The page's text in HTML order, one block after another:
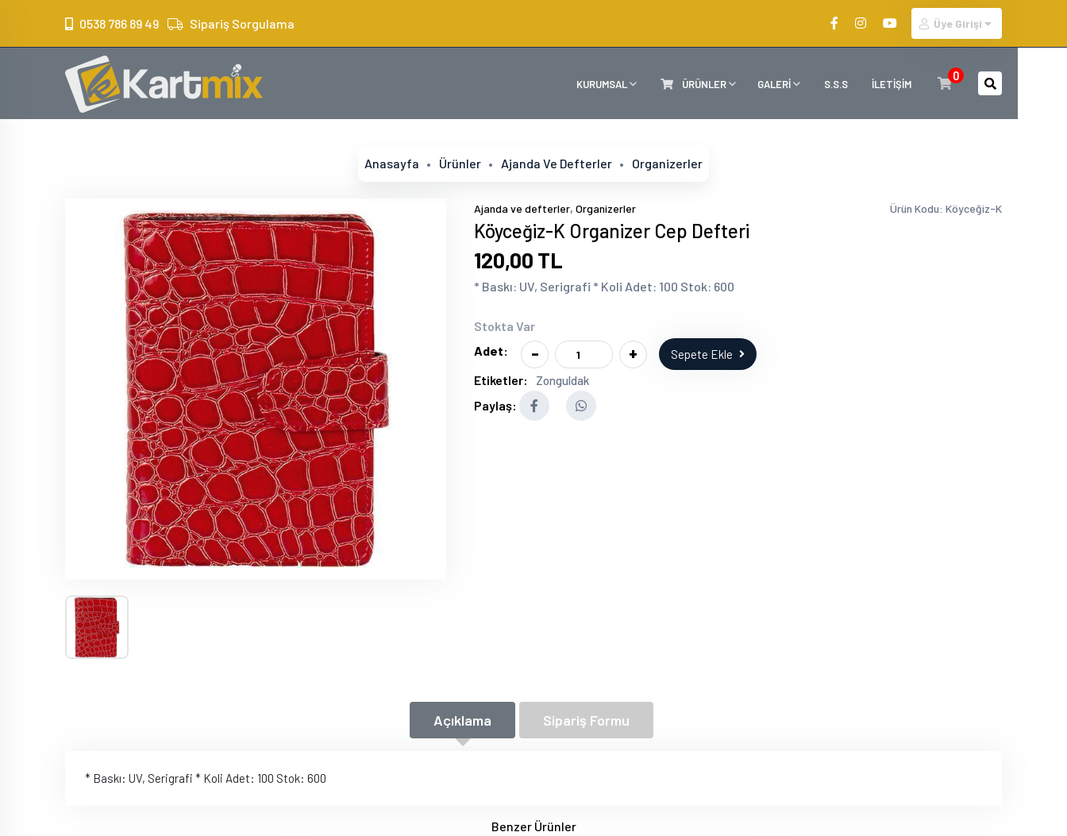
0538 786 89 49 Sipariş Sorgulama Üye Girişi
KURUMSAL ÜRÜNLER GALERİ S.S.S İLETİŞİM
0
Anasayfa Ürünler Ajanda Ve Defterler Organizerler
Ajanda ve defterler, Organizerler Ürün Kodu: Köyceğiz-K
Köyceğiz-K Organizer Cep Defteri
120,00 TL
* Baskı: UV, Serigrafi * Koli Adet: 100 Stok: 600
Stokta Var
Adet:
- + Sepete Ekle
Etiketler: Zonguldak
Paylaş:
Açıklama Sipariş Formu
* Baskı: UV, Serigrafi * Koli Adet: 100 Stok: 600
Benzer Ürünler